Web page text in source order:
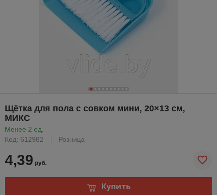
Щётка для пола с совком мини, 20×13 см,
МИКС
Менее 2 ед.
Код: 612982
Розница
4,39 руб.
Купить